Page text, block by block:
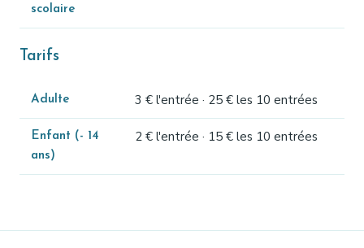
scolaire
Tarifs
Adulte 3 € l'entrée · 25 € les 10 entrées
Enfant (- 14
ans)
2 € l'entrée · 15 € les 10 entrées